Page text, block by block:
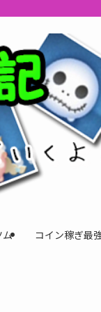
ム・キャラ評価も
ム コイン稼ぎ最